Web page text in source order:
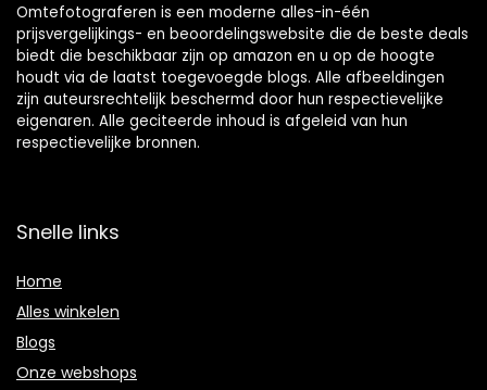
Omtefotograferen is een moderne alles-in-één
prijsvergelijkings- en beoordelingswebsite die de beste deals
biedt die beschikbaar zijn op amazon en u op de hoogte
houdt via de laatst toegevoegde blogs. Alle afbeeldingen
zijn auteursrechtelijk beschermd door hun respectievelijke
eigenaren. Alle geciteerde inhoud is afgeleid van hun
respectievelijke bronnen.
Snelle links
Home
Alles winkelen
Blogs
Onze webshops